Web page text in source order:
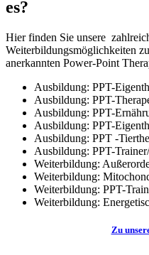
es?
Hier finden Sie unsere
Weiterbildungsmöglichkeiten
anerkannten Power-Point
Ausbildung: PPT-
Ausbildung: PPT-
Ausbildung: PPT-
Ausbildung: PPT-
Ausbildung: PPT -
Ausbildung: PPT-
Weiterbildung:
Weiterbildung:
Weiterbildung: PPT-
Weiterbildung:
Zu